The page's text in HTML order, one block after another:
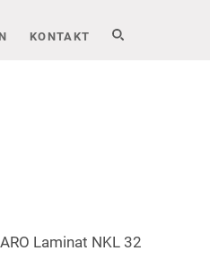
KONTAKT
Laminat NKL 32